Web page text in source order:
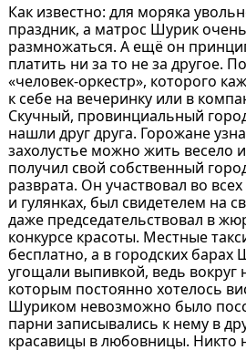
Как известно: для моряка
праздник, а матрос Шурик
размножаться. А ещё он
платить ни за то не за другое.
«человек-оркестр», которого
к себе на вечеринку или в
Скучный, провинциальный
нашли друг друга. Горожане
захолустье можно жить весело
получил свой собственный
разврата. Он участвовал во
и гулянках, был свидетелем на
даже председательствовал в
конкурсе красоты. Местные
бесплатно, а в городских барах
угощали выпивкой, ведь вокруг
которым постоянно хотелось
Шуриком невозможно было
парни записывались к нему в
красавицы в любовницы. Никто